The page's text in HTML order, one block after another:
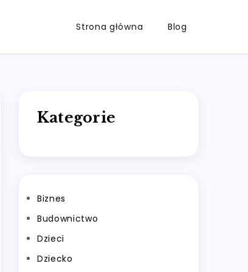
Strona główna Blog
Kategorie
Biznes
Budownictwo
Dzieci
Dziecko